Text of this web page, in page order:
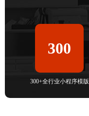
300
300+全行业小程序模版